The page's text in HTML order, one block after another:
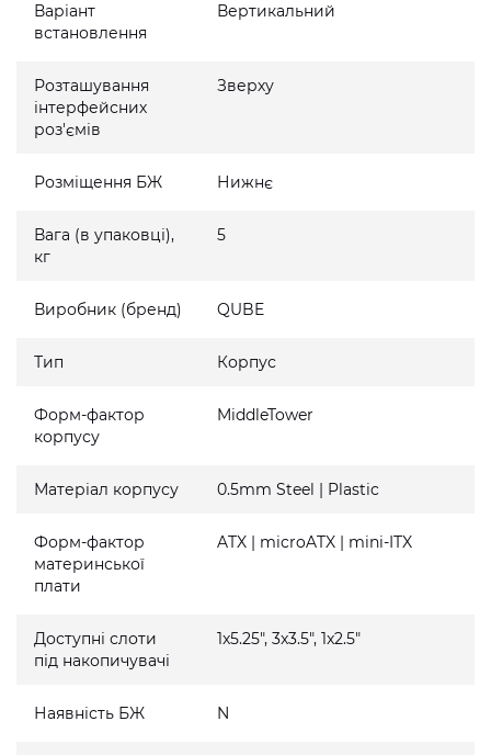
Варіант
встановлення
Вертикальний
Розташування
інтерфейсних
роз'ємів
Зверху
Розміщення БЖ Нижнє
Вага (в упаковці),
кг
5
Виробник (бренд) QUBE
Тип Корпус
Форм-фактор
корпусу
MiddleTower
Матеріал корпусу 0.5mm Steel | Plastic
Форм-фактор
материнської
плати
ATX | microATX | mini-ITX
Доступні слоти
під накопичувачі
1x5.25", 3x3.5", 1x2.5"
Наявність БЖ N